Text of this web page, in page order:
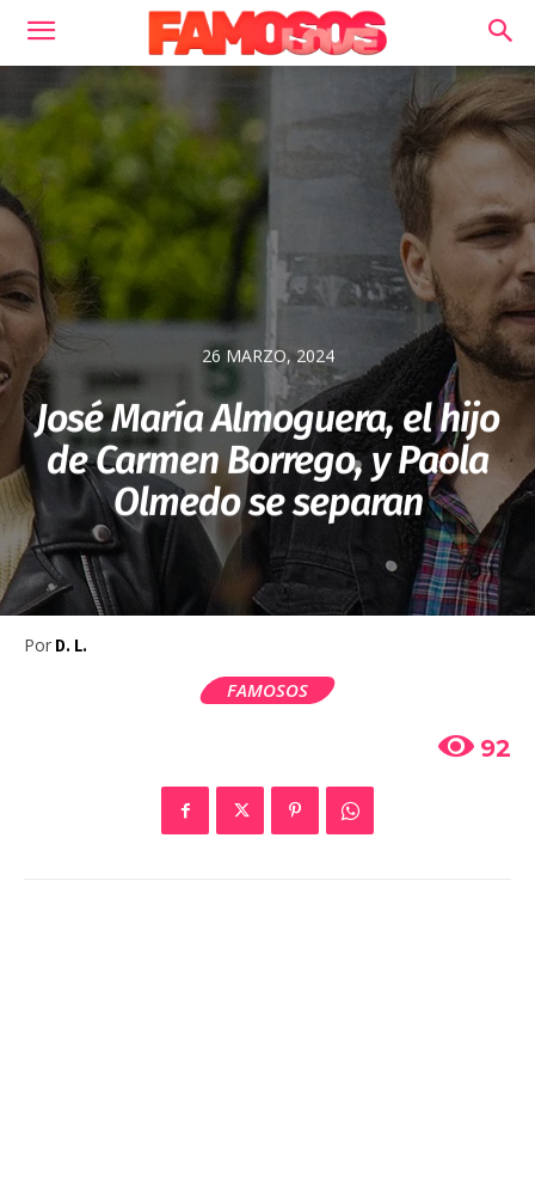
26 MARZO, 2024
José María Almoguera, el hijo
de Carmen Borrego, y Paola
Olmedo se separan
Por D. L.
FAMOSOS
92